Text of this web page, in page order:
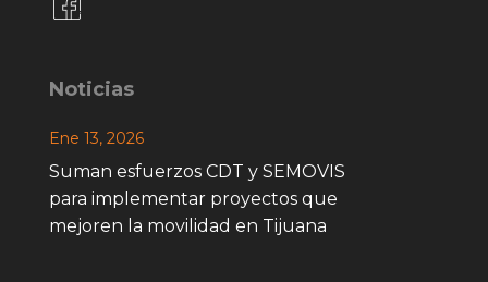
Noticias
Suman esfuerzos CDT y SEMOVIS
para implementar proyectos que
mejoren la movilidad en Tijuana
Ene 13, 2026